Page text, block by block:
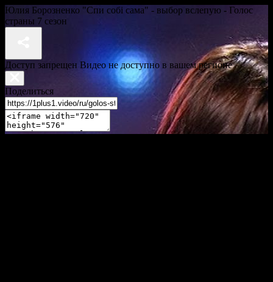
Юлия Борозненко "Спи собі сама" - выбор вслепую - Голос
страны 7 сезон
Доступ запрещен Видео не доступно в вашем регионе
Поделиться